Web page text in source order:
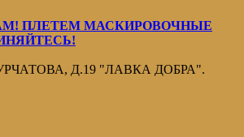
ПЛЕТЕМ МАСКИРОВОЧНЫЕ
Д.19 "ЛАВКА ДОБРА".